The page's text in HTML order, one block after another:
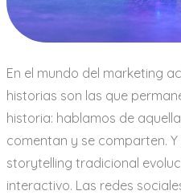
En el mundo del marketing
historias son las que
historia: hablamos de
comentan y se comparten.
storytelling tradicional
interactivo. Las redes